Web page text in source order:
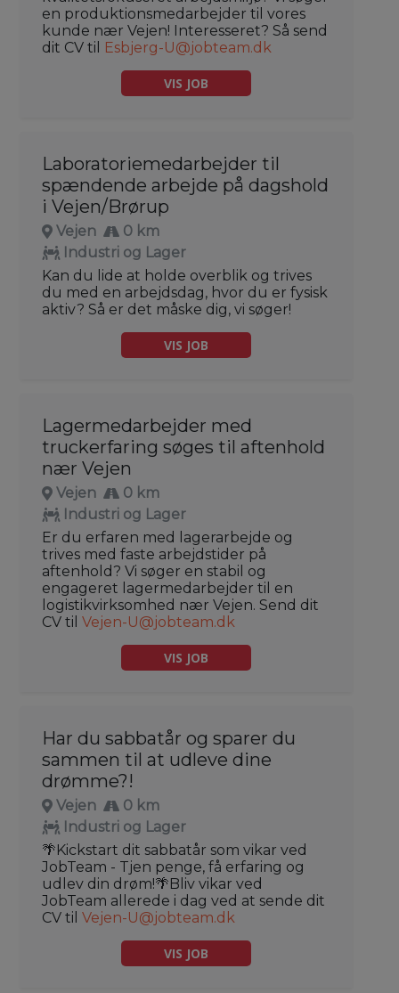
en produktionsmedarbejder til vores
kunde nær Vejen! Interesseret? Så send
dit CV til
Esbjerg-U@jobteam.dk
VIS JOB
Laboratoriemedarbejder til
spændende arbejde på dagshold
i Vejen/Brørup
Vejen
0 km
Industri og Lager
Kan du lide at holde overblik og trives
du med en arbejdsdag, hvor du er fysisk
aktiv? Så er det måske dig, vi søger!
VIS JOB
Lagermedarbejder med
truckerfaring søges til aftenhold
nær Vejen
Vejen
0 km
Industri og Lager
Er du erfaren med lagerarbejde og
trives med faste arbejdstider på
aftenhold? Vi søger en stabil og
engageret lagermedarbejder til en
logistikvirksomhed nær Vejen. Send dit
CV til Vejen-U@jobteam.dk
VIS JOB
Har du sabbatår og sparer du
sammen til at udleve dine
drømme?!
Vejen
0 km
Industri og Lager
🌴Kickstart dit sabbatår som vikar ved
JobTeam - Tjen penge, få erfaring og
udlev din drøm!🌴Bliv vikar ved
JobTeam allerede i dag ved at sende dit
CV til Vejen-U@jobteam.dk
VIS JOB